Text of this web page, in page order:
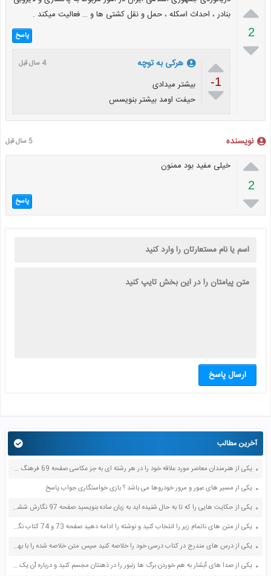

2

بنادر ، احداث اسکله ، حمل و نقل کشتی ها و … فعالیت میکند .
پاسخ

-1

هرکی به توچه 4 سال قبل
بیشتر میدادی
حیفت اومد بیشتر بنویسس
نویسنده 5 سال قبل

2

خیلی مفید بود ممنون
پاسخ
ارسال پاسخ
آخرین مطالب
یکی از هنرمندان معاصر مورد علاقه خود را در هر رشته ای به جز عکاسی صفحه 69 فرهنگ و هنر نهم
یکی از مسیر های عبور و مرور خودروها می باشد ؟ بازی خواستگاری جواب پاسخ
یکی از حکایت هایی را که تا به حال شنیده اید به زبان ساده بنویسید صفحه 97 نگارش ششم دبستان
یکی از متن های ناتمام زیر را انتخاب کنید و نوشته را ادامه دهید صفحه 73 و 74 کتاب نگارش فارسی پنجم دبستان
یکی از درس های مندرج در کتاب درسی خود را خلاصه کنید سپس متن خلاصه شده را با بهره گیری از روش های دسته بندی نمودار جدول نقشه مفهومی نشان دهید صفحه 118 نگارش یازدهم
یکی از صدا های آبشار به هم خوردن برگ ها زنبور را در ذهنتان مجسم کنید و درباره آن یک بند بنویسید صفحه 11 نگارش پنجم